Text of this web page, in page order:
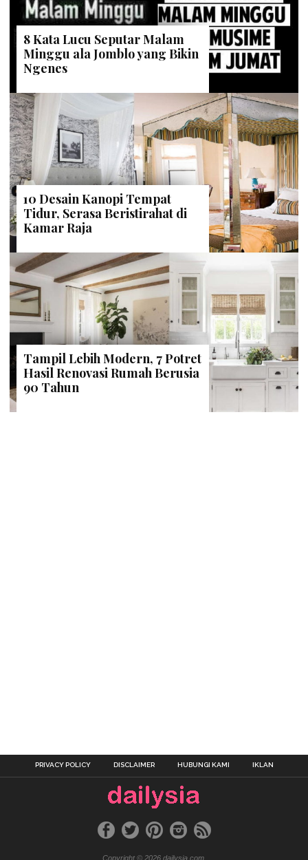
8 Kata Lucu Seputar Malam
Minggu ala Jomblo yang Bikin
Ngenes
10 Desain Kanopi Tempat
Tidur, Serasa Beristirahat di
Kamar Raja
Tampil Lebih Modern, 7 Potret
Hasil Renovasi Rumah Berusia
90 Tahun
PRIVACY POLICY DISCLAIMER HUBUNGI KAMI IKLAN
Copyright © 2026 dailysia.com.